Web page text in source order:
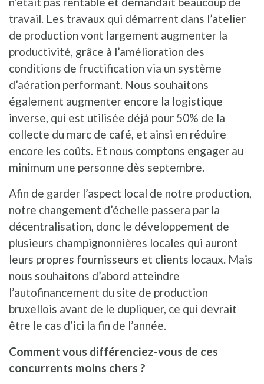
travail. Les travaux qui démarrent dans l’atelier
de production vont largement augmenter la
productivité, grâce à l’amélioration des
conditions de fructification via un système
d’aération performant. Nous souhaitons
également augmenter encore la logistique
inverse, qui est utilisée déjà pour 50% de la
collecte du marc de café, et ainsi en réduire
encore les coûts. Et nous comptons engager au
minimum une personne dès septembre.
Afin de garder l’aspect local de notre production,
notre changement d’échelle passera par la
décentralisation, donc le développement de
plusieurs champignonnières locales qui auront
leurs propres fournisseurs et clients locaux. Mais
nous souhaitons d’abord atteindre
l’autofinancement du site de production
bruxellois avant de le dupliquer, ce qui devrait
être le cas d’ici la fin de l’année.
Comment vous différenciez-vous de ces
concurrents moins chers ?